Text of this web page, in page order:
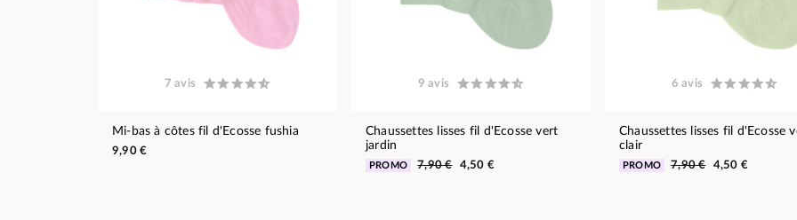
7 avis
Mi-bas à côtes fil d'Ecosse fushia
9,90 €
9 avis
Chaussettes lisses fil d'Ecosse vert
jardin
PROMO 7,90 € 4,50 €
6 avis
Chaussettes lisses fil d'Ecosse
clair
PROMO 7,90 € 4,50 €